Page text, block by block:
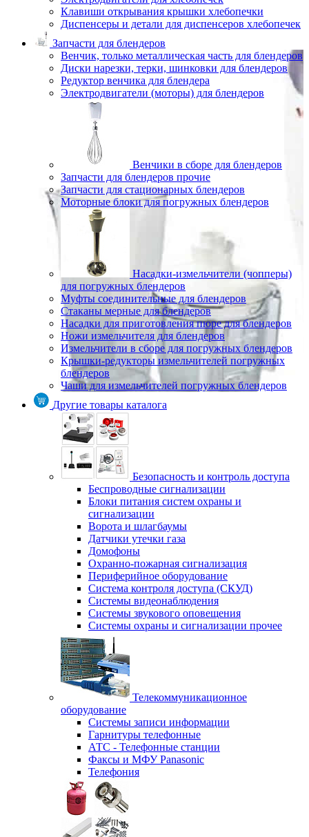
Клавиши открывания крышки хлебопечки
Диспенсеры и детали для диспенсеров хлебопечек
Запчасти для блендеров
Венчик, только металлическая часть для блендеров
Диски нарезки, терки, шинковки для блендеров
Редуктор венчика для блендера
Электродвигатели (моторы) для блендеров
Венчики в сборе для блендеров
Запчасти для блендеров прочие
Запчасти для стационарных блендеров
Моторные блоки для погружных блендеров
Насадки-измельчители (чопперы)
для погружных блендеров
Муфты соединительные для блендеров
Стаканы мерные для блендеров
Насадки для приготовления пюре для блендеров
Ножи измельчителя для блендеров
Измельчители в сборе для погружных блендеров
Крышки-редукторы измельчителей погружных
блендеров
Чаши для измельчителей погружных блендеров
Другие товары каталога
Безопасность и контроль доступа
Беспроводные сигнализации
Блоки питания систем охраны и
сигнализации
Ворота и шлагбаумы
Датчики утечки газа
Домофоны
Охранно-пожарная сигнализация
Периферийное оборудование
Система контроля доступа (СКУД)
Системы видеонаблюдения
Системы звукового оповещения
Системы охраны и сигнализации прочее
Телекоммуникационное
оборудование
Системы записи информации
Гарнитуры телефонные
АТС - Телефонные станции
Факсы и МФУ Panasonic
Телефония